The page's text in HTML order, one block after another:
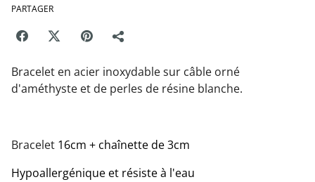
PARTAGER
Bracelet en acier inoxydable sur câble orné
d'améthyste et de perles de résine blanche.
Bracelet 16cm + chaînette de 3cm
Hypoallergénique et résiste à l'eau